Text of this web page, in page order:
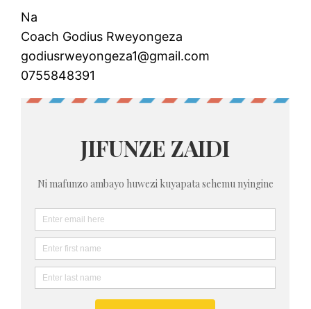
Na
Coach Godius Rweyongeza
godiusrweyongeza1@gmail.com
0755848391